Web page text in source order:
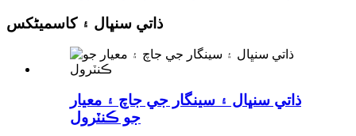
ذاتي سنڀال ۽ کاسمیٹکس
ذاتي سنڀال ۽ سينگار جي جاچ ۽ معيار
جو ڪنٽرول